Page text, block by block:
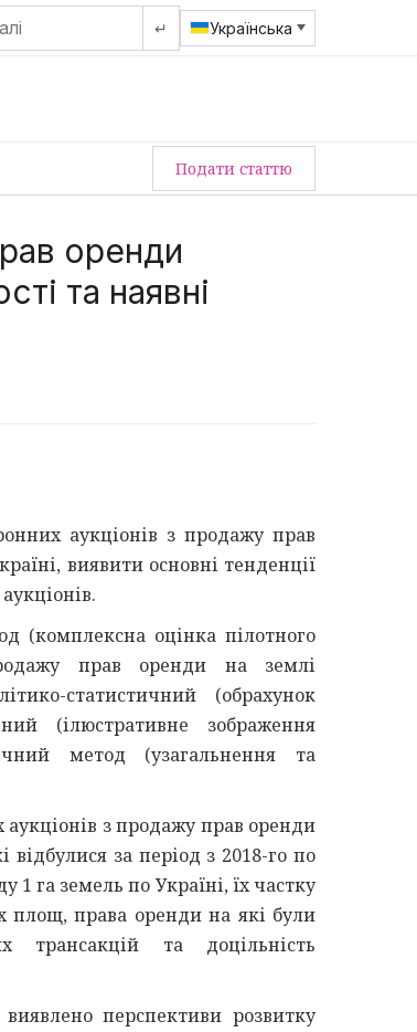
↵ Українська
Подати статтю
оренди
та наявні
аукціонів з продажу прав
виявити основні тенденції
(комплексна оцінка пілотного
прав оренди на землі
статистичний (обрахунок
(ілюстративне зображення
метод (узагальнення та
з продажу прав оренди
відбулися за період з 2018-го по
1 га земель по Україні, їх частку
площ, права оренди на які були
трансакцій та доцільність
перспективи розвитку